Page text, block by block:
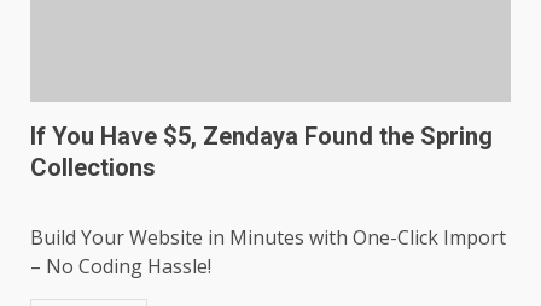
If You Have $5, Zendaya Found the Spring
Collections
Build Your Website in Minutes with One-Click Import
– No Coding Hassle!